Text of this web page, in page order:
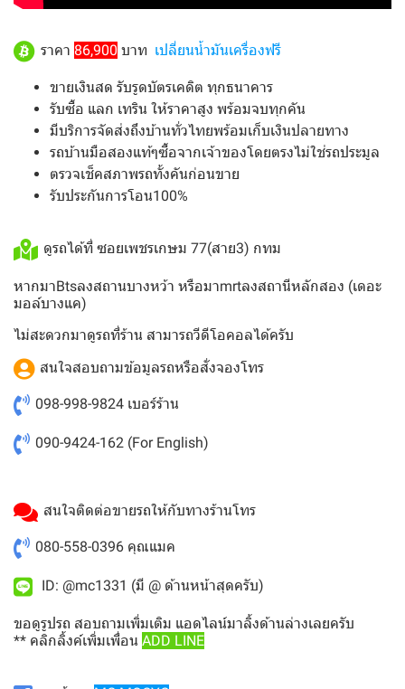
ราคา 86,900 บาท เปลี่ยนน้ำมันเครื่องฟรี
ขายเงินสด รับรูดบัตรเคดิต ทุกธนาคาร
รับซื้อ แลก เทริน ให้ราคาสูง พร้อมจบทุกคัน
มีบริการจัดส่งถึงบ้านทั่วไทยพร้อมเก็บเงินปลายทาง
รถบ้านมือสองแท้ๆซื้อจากเจ้าของโดยตรงไม่ใช่รถประมูล
ตรวจเช็คสภาพรถทั้งคันก่อนขาย
รับประกันการโอน100%
ดูรถได้ที่ ซอยเพชรเกษม 77(สาย3) กทม
หากมาBtsลงสถานบางหว้า หรือมาmrtลงสถานีหลักสอง (เดอะ
มอล์บางแค)
ไม่สะดวกมาดูรถที่ร้าน สามารถวีดีโอคอลได้ครับ
สนใจสอบถามข้อมูลรถหรือสั่งจองโทร
098-998-9824 เบอร์ร้าน
090-9424-162 (For English)
สนใจติดต่อขายรถให้กับทางร้านโทร
080-558-0396 คุณแมค
ID: @mc1331 (มี @ ด้านหน้าสุดครับ)
ขอดูรูปรถ สอบถามเพิ่มเติม แอดไลน์มาลิ้งด้านล่างเลยครับ
** คลิกลิ้งค์เพิ่มเพื่อน ADD LINE